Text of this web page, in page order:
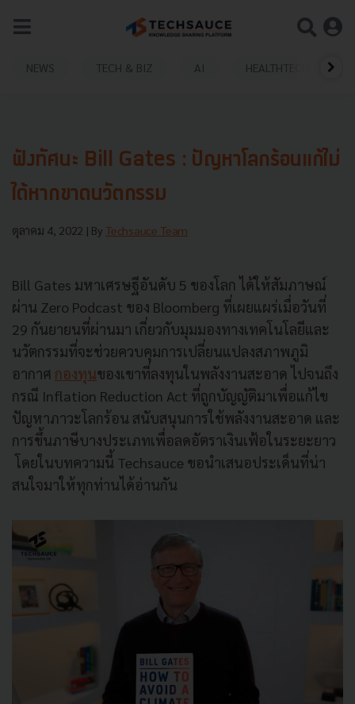
NEWS TECH & BIZ AI HEALTHTECH
ฟังทัศนะ Bill Gates : ปัญหาโลกร้อนแก้ไม่
ได้หากขาดนวัตกรรม
ตุลาคม 4, 2022 | By Techsauce Team
Bill Gates มหาเศรษฐีอันดับ 5 ของโลก ได้ให้สัมภาษณ์
ผ่าน Zero Podcast ของ Bloomberg ที่เผยแผร่เมื่อวันที่
29 กันยายนที่ผ่านมา เกี่ยวกับมุมมองทางเทคโนโลยีและ
นวัตกรรมที่จะช่วยควบคุมการเปลี่ยนแปลงสภาพภูมิ
อากาศ กองทุนของเขาที่ลงทุนในพลังงานสะอาด ไปจนถึง
กรณี Inflation Reduction Act ที่ถูกบัญญัติมาเพื่อแก้ไข
ปัญหาภาวะโลกร้อน สนับสนุนการใช้พลังงานสะอาด และ
การขึ้นภาษีบางประเภทเพื่อลดอัตราเงินเฟ้อในระยะยาว
โดยในบทความนี้ Techsauce ขอนำเสนอประเด็นที่น่า
สนใจมาให้ทุกท่านได้อ่านกัน